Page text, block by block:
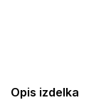
Opis izdelka